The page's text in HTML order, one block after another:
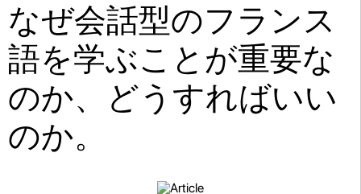
なぜ会話型のフランス
語を学ぶことが重要な
のか、どうすればいい
のか。